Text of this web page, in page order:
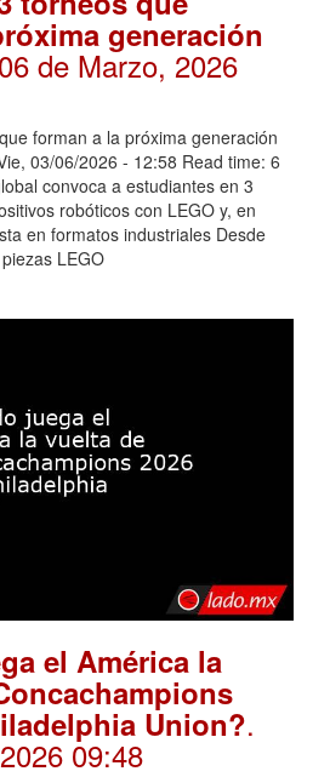
generación
de Marzo, 2026
forman a la próxima generación
03/06/2026 - 12:58 Read time: 6
convoca a estudiantes en 3
robóticos con LEGO y, en
en formatos industriales Desde
LEGO
el América la
Union?.
09:48